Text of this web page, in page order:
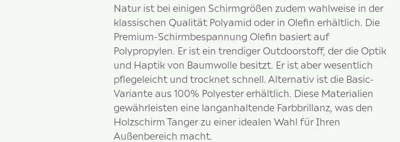
Natur ist bei einigen Schirmgrößen zudem wahlweise in der
klassischen Qualität Polyamid oder in Olefin erhältlich. Die
Premium-Schirmbespannung Olefin basiert auf
Polypropylen. Er ist ein trendiger Outdoorstoff, der die Optik
und Haptik von Baumwolle besitzt. Er ist aber wesentlich
pflegeleicht und trocknet schnell. Alternativ ist die Basic-
Variante aus 100% Polyester erhältlich. Diese Materialien
gewährleisten eine langanhaltende Farbbrillanz, was den
Holzschirm Tanger zu einer idealen Wahl für Ihren
Außenbereich macht.